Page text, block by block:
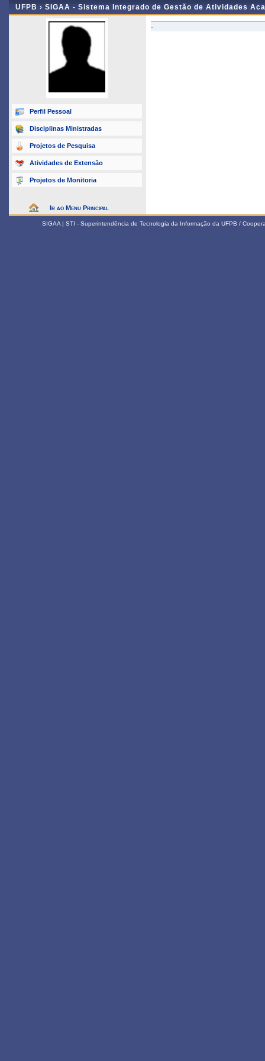
UFPB › SIGAA - Sistema Integrado de Gestão de Atividades
Perfil Pessoal
Disciplinas Ministradas
Projetos de Pesquisa
Atividades de Extensão
Projetos de Monitoria
Ir ao Menu Principal
-
SIGAA | STI - Superintendência de Tecnologia da Informação da UFPB /